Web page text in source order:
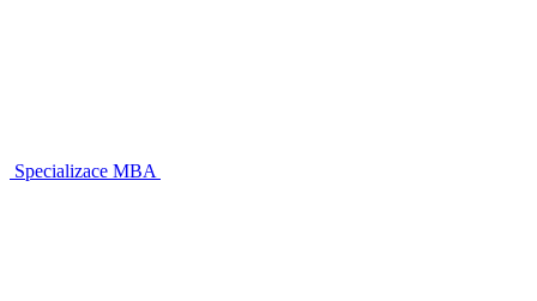
Specializace MBA